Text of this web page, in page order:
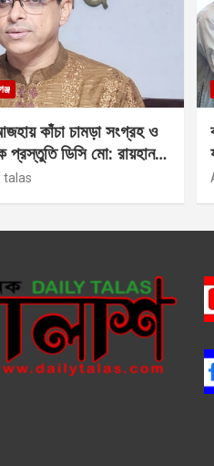
কাঁচা চামড়া সংগ্রহ ও
প্রস্তুতি ডিসি মো: রায়হান
talas